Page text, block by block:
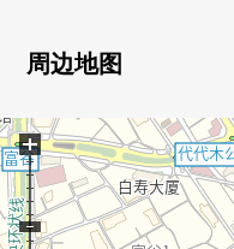
■ 推荐焦点
○ 朝南的阳台
○ 步入式衣帽间
○ 浴室暖气干燥换气扇
○ 垃圾处理器
○ 智能快递柜
周边地图
+